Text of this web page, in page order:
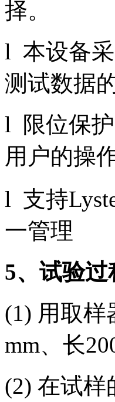
择。
l 本设备
测试数据
l 限位保
用户的操
l 支持
一管理
5、试验过
(1) 用取样
mm、长
(2) 在试样